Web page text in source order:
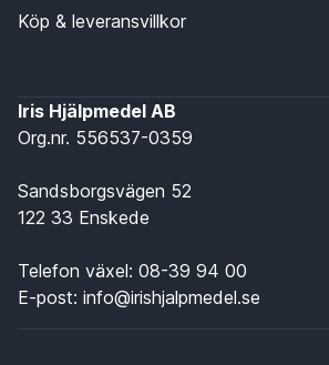
Köp & leveransvillkor
Iris Hjälpmedel AB
Org.nr. 556537-0359
Sandsborgsvägen 52
122 33 Enskede
Telefon växel: 08-39 94 00
E-post: info@irishjalpmedel.se